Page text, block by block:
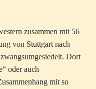
zusammen mit 56
von Stuttgart nach
Dort
oder auch
mit so